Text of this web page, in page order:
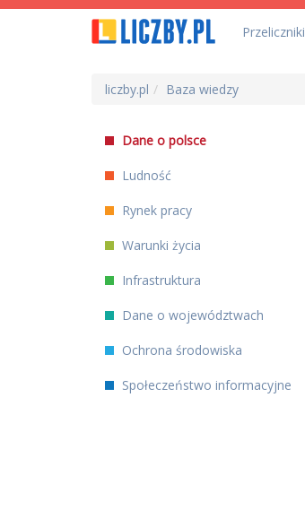
Przeliczniki
liczby.pl Baza wiedzy
Dane o polsce
Ludność
Rynek pracy
Warunki życia
Infrastruktura
Dane o województwach
Ochrona środowiska
Społeczeństwo informacyjne